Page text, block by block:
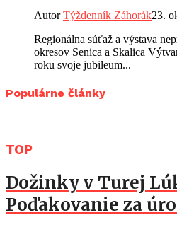
AutorTýždenník Záhorák23.
Regionálna súťaž a výstava
okresov Senica a Skalica
roku svoje jubileum...
Populárne články
TOP
Dožinky v Turej
Poďakovanie za